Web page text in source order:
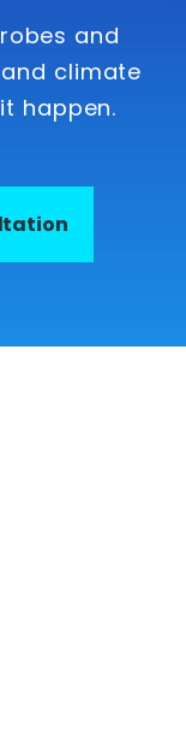
and
climate
happen.